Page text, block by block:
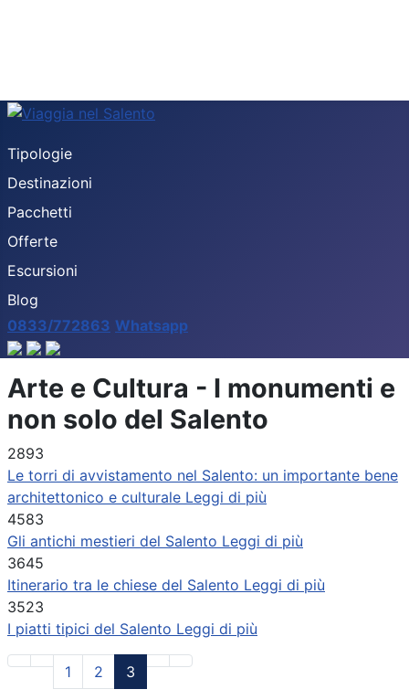
Tipologie
Destinazioni
Pacchetti
Offerte
Escursioni
Blog
0833/772863 Whatsapp
Arte e Cultura - I monumenti e
non solo del Salento
2893
Le torri di avvistamento nel Salento: un importante bene
architettonico e culturale Leggi di più
4583
Gli antichi mestieri del Salento Leggi di più
3645
Itinerario tra le chiese del Salento Leggi di più
3523
I piatti tipici del Salento Leggi di più
1 2 3